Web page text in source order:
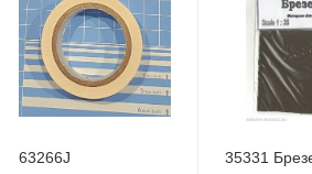
63266J
35331